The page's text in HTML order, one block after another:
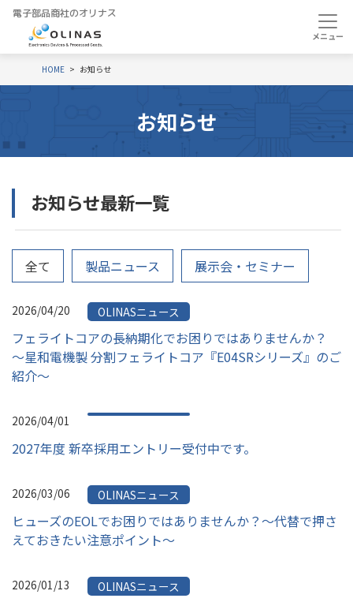
電子部品商社のオリナス
HOME お知らせ
お知らせ
お知らせ最新一覧
全て 製品ニュース 展示会・セミナー
2026/04/20 OLINASニュース
フェライトコアの長納期化でお困りではありませんか？
～星和電機製 分割フェライトコア『E04SRシリーズ』のご
紹介～
2026/04/01
2027年度 新卒採用エントリー受付中です。
2026/03/06 OLINASニュース
ヒューズのEOLでお困りではありませんか？～代替で押さ
えておきたい注意ポイント～
2026/01/13 OLINASニュース